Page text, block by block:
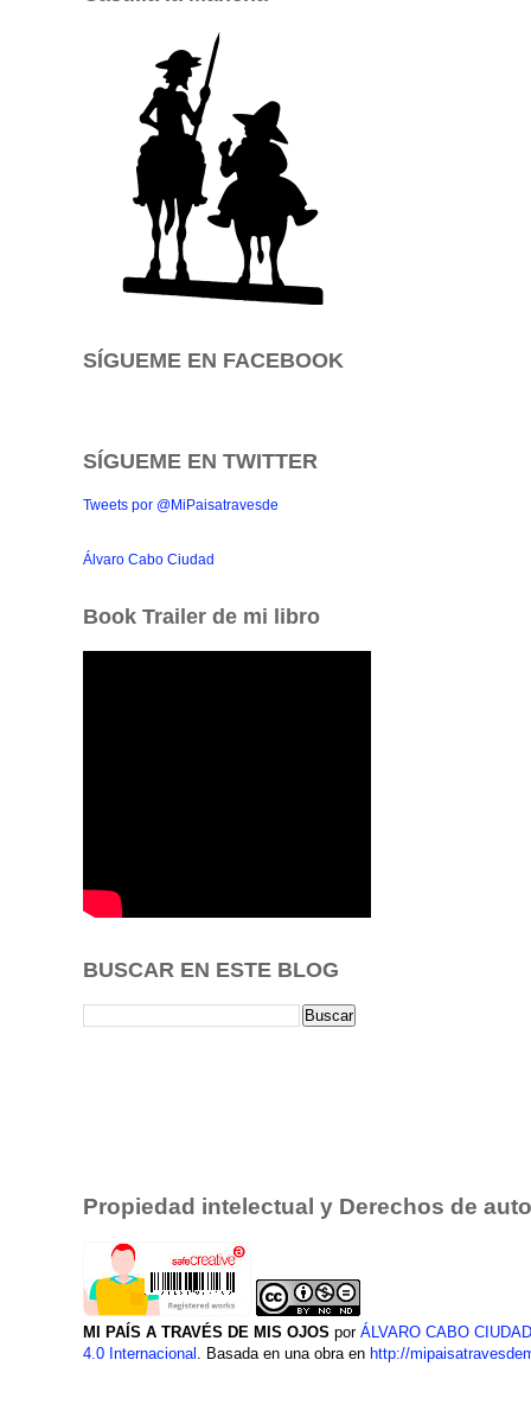
SÍGUEME EN FACEBOOK
SÍGUEME EN TWITTER
Tweets por @MiPaisatravesde
Álvaro Cabo Ciudad
Book Trailer de mi libro
BUSCAR EN ESTE BLOG
Propiedad intelectual y Derechos de
MI PAÍS A TRAVÉS DE MIS OJOS por ÁLVARO CABO CIUDAD
4.0 Internacional . Basada en una obra en http://